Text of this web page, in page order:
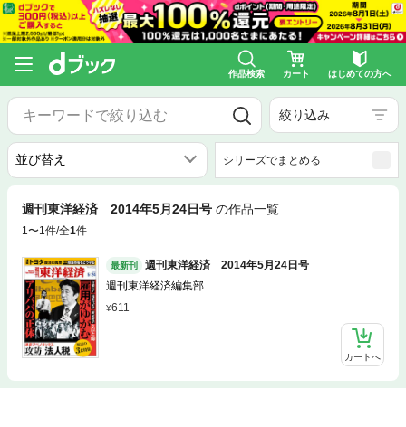
作品検索 カート はじめての方へ
絞り込み
シリーズでまとめる
週刊東洋経済 2014年5月24日号 の作品一覧
1〜1件/全1件
最新刊
週刊東洋経済 2014年5月24日号
週刊東洋経済編集部
611
カートへ